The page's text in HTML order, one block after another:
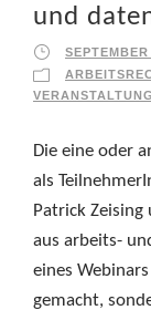
und
Die eine oder
als
Patrick
aus arbeits-
eines
gemacht,